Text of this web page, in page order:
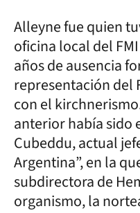
Alleyne fue quien
oficina local del
años de ausencia
representación del
con el
anterior había sido
Cubeddu, actual
Argentina”, en la
subdirectora de
organismo, la